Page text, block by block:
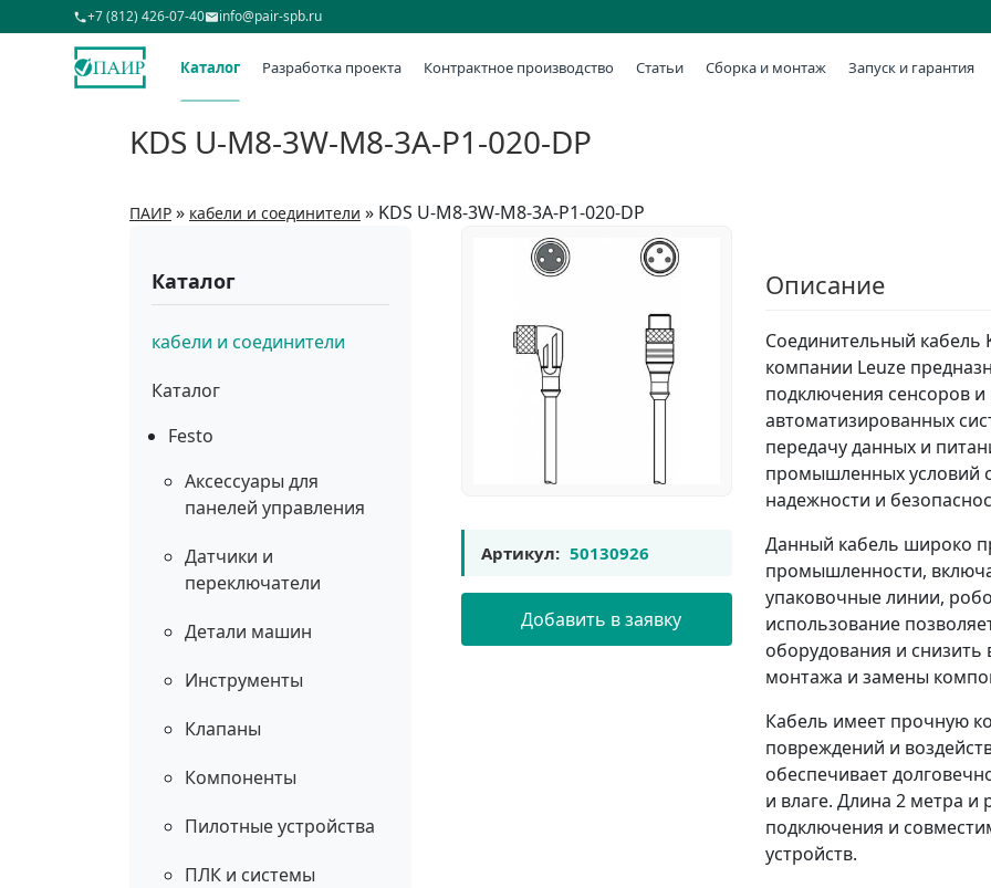
+7 (812) 426-07-40 info@pair-spb.ru
Каталог Разработка проекта Контрактное производство Статьи Сборка и монтаж Запуск и гарантия
KDS U-M8-3W-M8-3A-P1-020-DP
ПАИР » кабели и соединители » KDS U-M8-3W-M8-3A-P1-020-DP
Каталог
кабели и соединители
Каталог
Festo
Аксессуары для
панелей управления
Датчики и
переключатели
Детали машин
Инструменты
Клапаны
Компоненты
Пилотные устройства
ПЛК и системы
Артикул: 50130926
Добавить в заявку
Описание
Соединительный кабель
компании Leuze
подключения сенсоров и
автоматизированных
передачу данных и
промышленных условий
надежности и
Данный кабель широко
промышленности,
упаковочные линии,
использование
оборудования и снизить
монтажа и замены
Кабель имеет прочную
повреждений и
обеспечивает
и влаге. Длина 2 метра
подключения и
устройств.